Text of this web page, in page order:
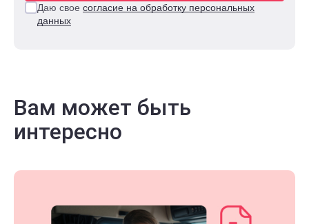
Даю свое согласие на обработку персональных
данных
Вам может быть
интересно